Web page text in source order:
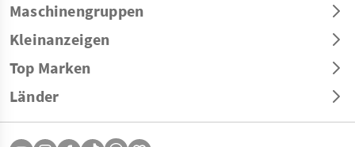
Maschinengruppen
Kleinanzeigen
Top Marken
Länder